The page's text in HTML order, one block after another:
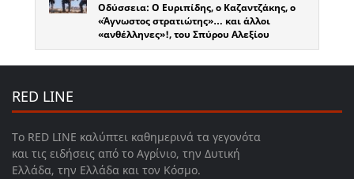
Οδύσσεια: Ο Ευριπίδης, ο Καζαντζάκης, ο
«Άγνωστος στρατιώτης»… και άλλοι
«ανθέλληνες»!, του Σπύρου Αλεξίου
RED LINE
Το RED LINE καλύπτει καθημερινά τα γεγονότα
και τις ειδήσεις από το Αγρίνιο, την Δυτική
Ελλάδα, την Ελλάδα και τον Κόσμο.